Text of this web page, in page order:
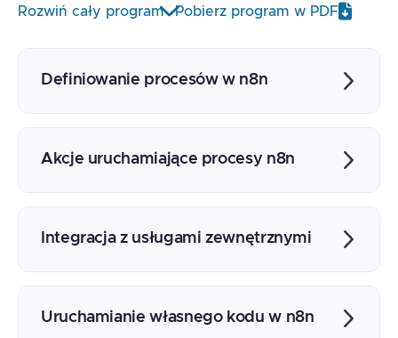
Rozwiń cały program Pobierz program w PDF
Definiowanie procesów w n8n
Pętle i praca z kolekcjami danych
Akcje uruchamiające procesy n8n
innej aplikacji
Integracja z usługami zewnętrznymi
Wysyłanie wiadomości email/Slack
Uruchamianie własnego kodu w n8n